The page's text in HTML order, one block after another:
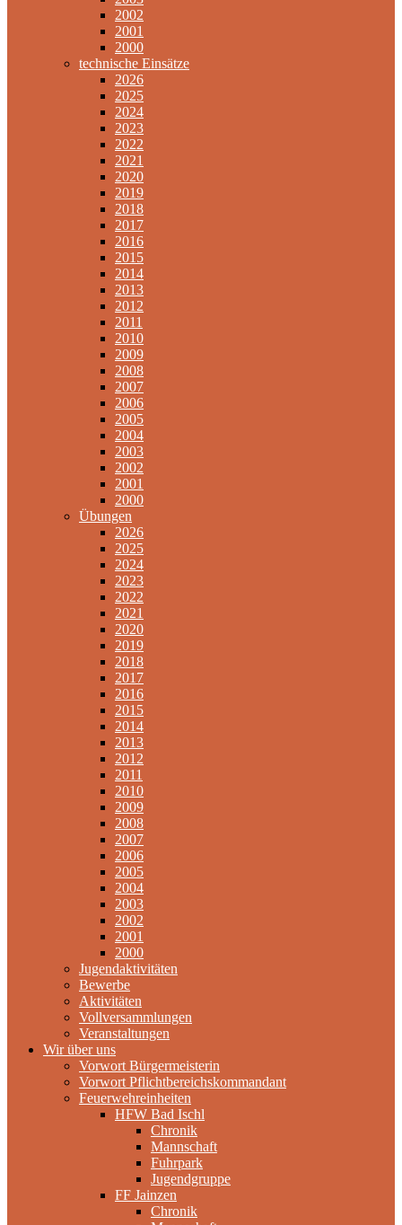
2002
2001
2000
technische Einsätze
2026
2025
2024
2023
2022
2021
2020
2019
2018
2017
2016
2015
2014
2013
2012
2011
2010
2009
2008
2007
2006
2005
2004
2003
2002
2001
2000
Übungen
2026
2025
2024
2023
2022
2021
2020
2019
2018
2017
2016
2015
2014
2013
2012
2011
2010
2009
2008
2007
2006
2005
2004
2003
2002
2001
2000
Jugendaktivitäten
Bewerbe
Aktivitäten
Vollversammlungen
Veranstaltungen
Wir über uns
Vorwort Bürgermeisterin
Vorwort Pflichtbereichskommandant
Feuerwehreinheiten
HFW Bad Ischl
Chronik
Mannschaft
Fuhrpark
Jugendgruppe
FF Jainzen
Chronik